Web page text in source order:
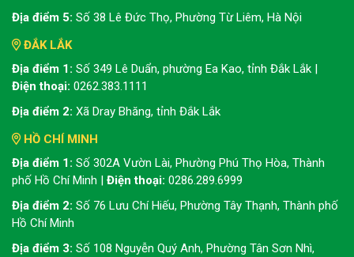
Địa điểm 5: Số 38 Lê Đức Thọ, Phường Từ Liêm, Hà Nội
ĐẮK LẮK
Địa điểm 1: Số 349 Lê Duẩn, phường Ea Kao, tỉnh Đắk Lắk |
Điện thoại: 0262.383.1111
Địa điểm 2: Xã Dray Bhăng, tỉnh Đắk Lắk
HỒ CHÍ MINH
Địa điểm 1: Số 302A Vườn Lài, Phường Phú Thọ Hòa, Thành
phố Hồ Chí Minh | Điện thoại: 0286.289.6999
Địa điểm 2: Số 76 Lưu Chí Hiếu, Phường Tây Thạnh, Thành phố
Hồ Chí Minh
Địa điểm 3: Số 108 Nguyễn Quý Anh, Phường Tân Sơn Nhì,